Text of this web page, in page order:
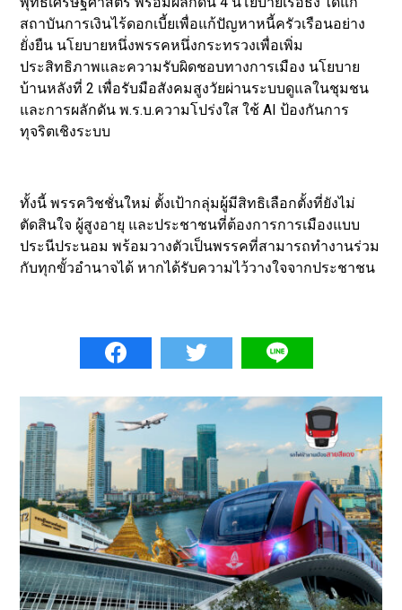
สถาบันการเงินไร้ดอกเบี้ยเพื่อแก้ปัญหาหนี้ครัวเรือนอย่าง
ยั่งยืน นโยบายหนึ่งพรรคหนึ่งกระทรวงเพื่อเพิ่ม
ประสิทธิภาพและความรับผิดชอบทางการเมือง นโยบาย
บ้านหลังที่ 2 เพื่อรับมือสังคมสูงวัยผ่านระบบดูแลในชุมชน
และการผลักดัน พ.ร.บ.ความโปร่งใส ใช้ AI ป้องกันการ
ทุจริตเชิงระบบ
ทั้งนี้ พรรควิชชั่นใหม่ ตั้งเป้ากลุ่มผู้มีสิทธิเลือกตั้งที่ยังไม่
ตัดสินใจ ผู้สูงอายุ และประชาชนที่ต้องการการเมืองแบบ
ประนีประนอม พร้อมวางตัวเป็นพรรคที่สามารถทำงานร่วม
กับทุกขั้วอำนาจได้ หากได้รับความไว้วางใจจากประชาชน